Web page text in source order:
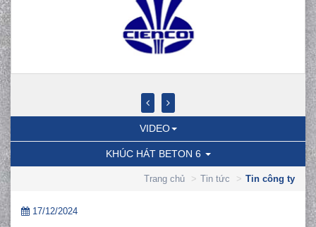
VIDEO
KHÚC HÁT BETON 6
Trang chủ Tin tức Tin công ty
17/12/2024